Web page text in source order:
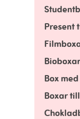
Present
Box
Boxar